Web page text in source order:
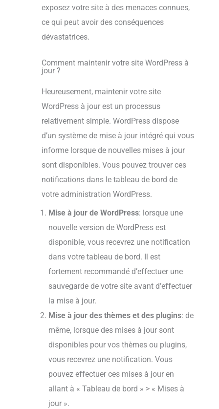
exposez votre site à des menaces connues,
ce qui peut avoir des conséquences
dévastatrices.
Comment maintenir votre site WordPress à
jour ?
Heureusement, maintenir votre site
WordPress à jour est un processus
relativement simple. WordPress dispose
d’un système de mise à jour intégré qui vous
informe lorsque de nouvelles mises à jour
sont disponibles. Vous pouvez trouver ces
notifications dans le tableau de bord de
votre administration WordPress.
Mise à jour de WordPress: lorsque une
nouvelle version de WordPress est
disponible, vous recevrez une notification
dans votre tableau de bord. Il est
fortement recommandé d’effectuer une
sauvegarde de votre site avant d’effectuer
la mise à jour.
Mise à jour des thèmes et des plugins: de
même, lorsque des mises à jour sont
disponibles pour vos thèmes ou plugins,
vous recevrez une notification. Vous
pouvez effectuer ces mises à jour en
allant à « Tableau de bord » > « Mises à
jour ».